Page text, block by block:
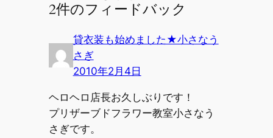
2件のフィードバック
貸衣装も始めました★小さなう
さぎ
2010年2月4日
ヘロヘロ店長お久しぶりです！
プリザーブドフラワー教室小さなう
さぎです。